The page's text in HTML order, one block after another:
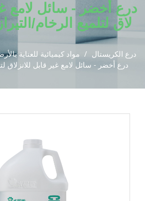
درع أخضر - سائل لامع
لاق لتلميع الرخام/
مواد كيميائية للعناية
درع الكريستال
درع أخضر - سائل لامع غير قابل للانزلاق